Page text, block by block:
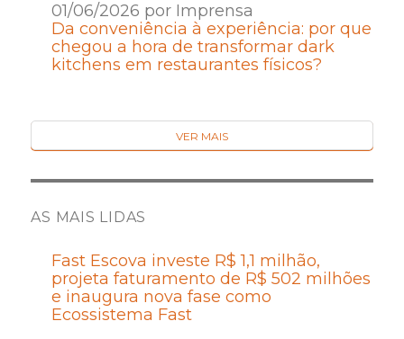
01/06/2026 por Imprensa
Da conveniência à experiência: por que
chegou a hora de transformar dark
kitchens em restaurantes físicos?
VER MAIS
AS MAIS LIDAS
Fast Escova investe R$ 1,1 milhão,
projeta faturamento de R$ 502 milhões
e inaugura nova fase como
Ecossistema Fast